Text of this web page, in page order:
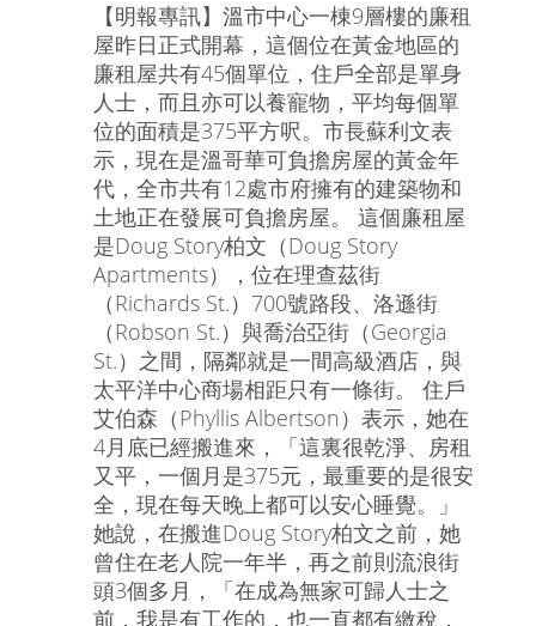
【明報專訊】溫市中心一棟9層樓的廉租
屋昨日正式開幕，這個位在黃金地區的
廉租屋共有45個單位，住戶全部是單身
人士，而且亦可以養寵物，平均每個單
位的面積是375平方呎。市長蘇利文表
示，現在是溫哥華可負擔房屋的黃金年
代，全市共有12處市府擁有的建築物和
土地正在發展可負擔房屋。 這個廉租屋
是Doug Story柏文（Doug Story
Apartments），位在理查茲街
（Richards St.）700號路段、洛遜街
（Robson St.）與喬治亞街（Georgia
St.）之間，隔鄰就是一間高級酒店，與
太平洋中心商場相距只有一條街。 住戶
艾伯森（Phyllis Albertson）表示，她在
4月底已經搬進來，「這裏很乾淨、房租
又平，一個月是375元，最重要的是很安
全，現在每天晚上都可以安心睡覺。」
她說，在搬進Doug Story柏文之前，她
曾住在老人院一年半，再之前則流浪街
頭3個多月，「在成為無家可歸人士之
前，我是有工作的，也一直都有繳稅，